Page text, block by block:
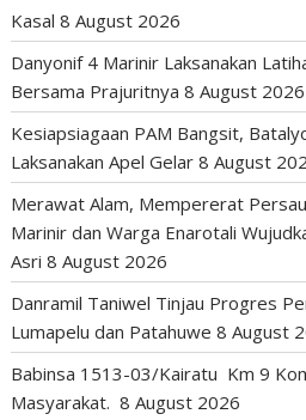
Kasal 8 August 2026
Danyonif 4 Marinir Laksanakan
Bersama Prajuritnya 8 August 2026
Kesiapsiagaan PAM Bangsit,
Laksanakan Apel Gelar 8 August
Merawat Alam, Mempererat
Marinir dan Warga Enarotali
Asri 8 August 2026
Danramil Taniwel Tinjau Progres
Lumapelu dan Patahuwe 8 August
Babinsa 1513-03/Kairatu Km 9
Masyarakat. 8 August 2026